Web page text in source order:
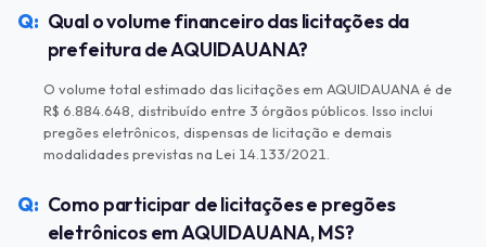
Qual o volume financeiro das licitações da
prefeitura de AQUIDAUANA?
O volume total estimado das licitações em AQUIDAUANA é de
R$ 6.884.648, distribuído entre 3 órgãos públicos. Isso inclui
pregões eletrônicos, dispensas de licitação e demais
modalidades previstas na Lei 14.133/2021.
Como participar de licitações e pregões
eletrônicos em AQUIDAUANA, MS?